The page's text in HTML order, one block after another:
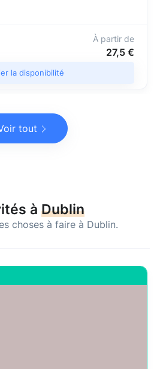
À partir de
27,5 €
la disponibilité
tout
à Dublin
choses à faire à Dublin.